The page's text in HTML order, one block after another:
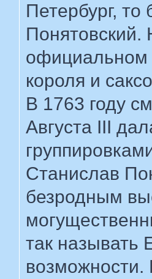
Петербург,
Понятовский.
официальном
короля и
В 1763 году
Августа III
Станислав
безродным
так называть
возможности.